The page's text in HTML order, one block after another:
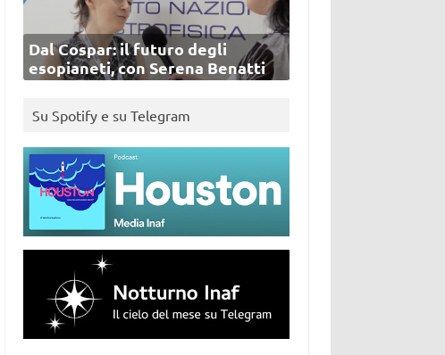
Dal Cospar: il futuro degli
esopianeti, con Serena Benatti
Su Spotify e su Telegram